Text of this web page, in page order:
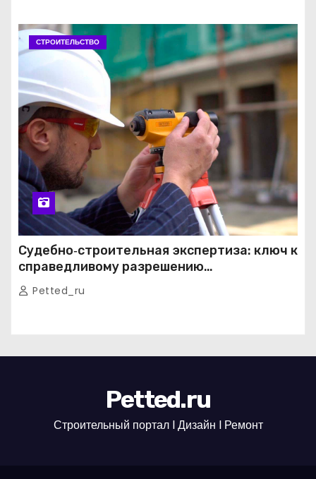
СТРОИТЕЛЬСТВО
Судебно‑строительная экспертиза: ключ к
справедливому разрешению
строительных споров
Petted_ru
Petted.ru
Строительный портал l Дизайн l Ремонт